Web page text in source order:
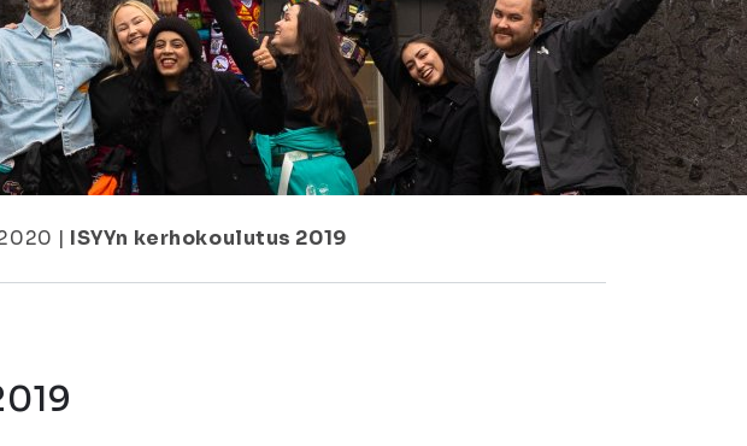
| ISYYn kerhokoulutus 2019